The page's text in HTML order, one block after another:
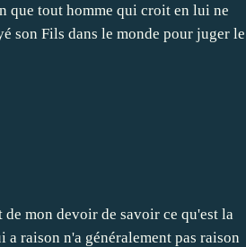
que tout homme qui croit en lui ne
son Fils dans le monde pour juger le
mon devoir de savoir ce qu'est la
raison n'a généralement pas raison